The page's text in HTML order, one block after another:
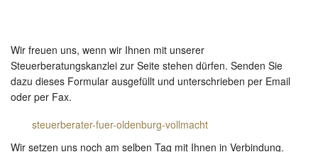
Wir freuen uns, wenn wir Ihnen mit unserer
Steuerberatungskanzlei zur Seite stehen dürfen. Senden Sie
dazu dieses Formular ausgefüllt und unterschrieben per Email
oder per Fax.
steuerberater-fuer-oldenburg-vollmacht
Wir setzen uns noch am selben Tag mit Ihnen in Verbindung.